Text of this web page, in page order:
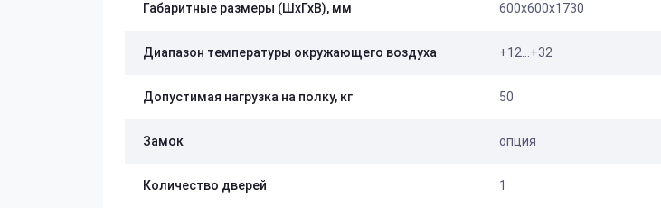
Габаритные размеры (ШхГхВ), мм 600х600х1730
Диапазон температуры окружающего воздуха +12…+32
Допустимая нагрузка на полку, кг 50
Замок опция
Количество дверей 1